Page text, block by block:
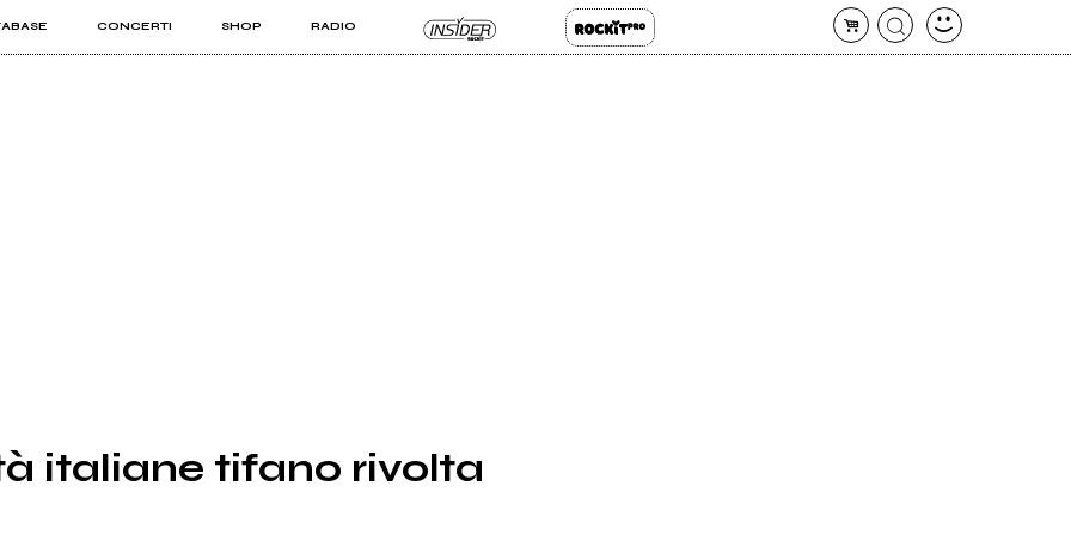
CONCERTI SHOP RADIO
PRO
italiane tifano rivolta